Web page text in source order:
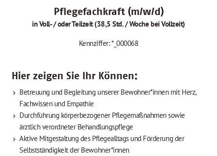
Pflegefachkraft (m/w/d)
in Voll- / oder Teilzeit (38,5 Std. / Woche bei Vollzeit)
Kennziffer: *_000068
Hier zeigen Sie Ihr Können:
Betreuung und Begleitung unserer Bewohner*innen mit Herz,
Fachwissen und Empathie
Durchführung körperbezogener Pflegemaßnahmen sowie
ärztlich verordneter Behandlungspflege
Aktive Mitgestaltung des Pflegealltags und Förderung der
Selbstständigkeit der Bewohner*innen